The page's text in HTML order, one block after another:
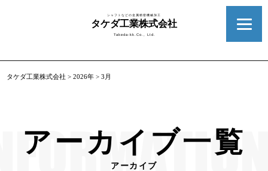
シャフトなどの金属精密機械加工
タケダ工業株式会社
Takeda-kk.Co., Ltd.
タケダ工業株式会社 >2026年 >3月
アーカイブ一覧
アーカイブ